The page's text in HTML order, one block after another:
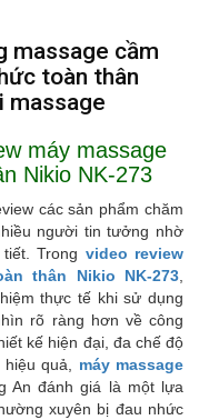
massage cầm
toàn thân
massage
máy massage
Nikio NK-273
các sản phẩm chăm
người tin tưởng nhờ
Trong video review
thân Nikio NK-273
thực tế khi sử dụng
rõ ràng hơn về công
kế hiện đại, đa chế độ
quả, máy massage
An đánh giá là một lựa
xuyên bị đau nhức